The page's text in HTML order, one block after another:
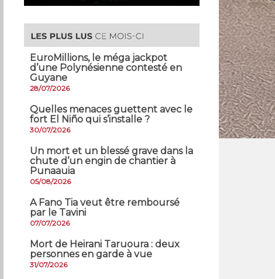
EuroMillions, ​le méga jackpot
d’une Polynésienne contesté en
Guyane
28/07/2026
Quelles menaces guettent avec le
fort El Niño qui s’installe ?
30/07/2026
​Un mort et un blessé grave dans la
chute d’un engin de chantier à
Punaauia
05/08/2026
A Fano Tia veut être remboursé
par le Tavini
07/07/2026
Mort de Heirani Taruoura : deux
personnes en garde à vue
31/07/2026